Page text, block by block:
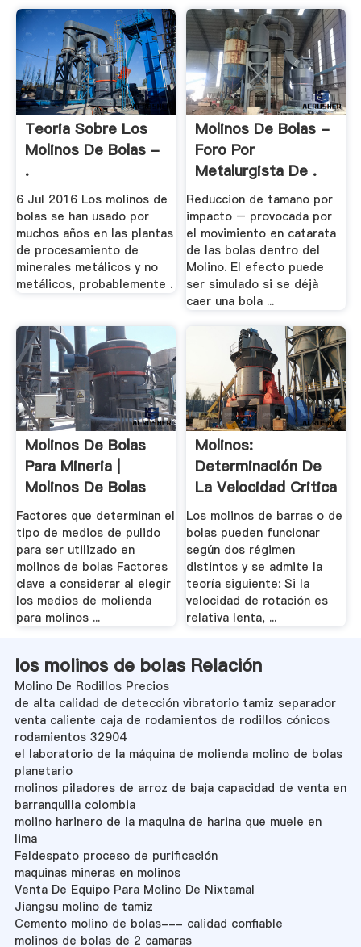
Teoria Sobre Los
Molinos De Bolas -
.
6 Jul 2016 Los molinos de
bolas se han usado por
muchos años en las plantas
de procesamiento de
minerales metálicos y no
metálicos, probablemente .
Molinos De Bolas -
Foro Por
Metalurgista De .
Reduccion de tamano por
impacto – provocada por
el movimiento en catarata
de las bolas dentro del
Molino. El efecto puede
ser simulado si se déjà
caer una bola ...
Molinos De Bolas
Para Mineria |
Molinos De Bolas
Factores que determinan el
tipo de medios de pulido
para ser utilizado en
molinos de bolas Factores
clave a considerar al elegir
los medios de molienda
para molinos ...
Molinos:
Determinación De
La Velocidad Critica
Los molinos de barras o de
bolas pueden funcionar
según dos régimen
distintos y se admite la
teoría siguiente: Si la
velocidad de rotación es
relativa lenta, ...
los molinos de bolas Relación
Molino De Rodillos Precios
de alta calidad de detección vibratorio tamiz separador
venta caliente caja de rodamientos de rodillos cónicos
rodamientos 32904
el laboratorio de la máquina de molienda molino de bolas
planetario
molinos piladores de arroz de baja capacidad de venta en
barranquilla colombia
molino harinero de la maquina de harina que muele en
lima
Feldespato proceso de purificación
maquinas mineras en molinos
Venta De Equipo Para Molino De Nixtamal
Jiangsu molino de tamiz
Cemento molino de bolas--- calidad confiable
molinos de bolas de 2 camaras